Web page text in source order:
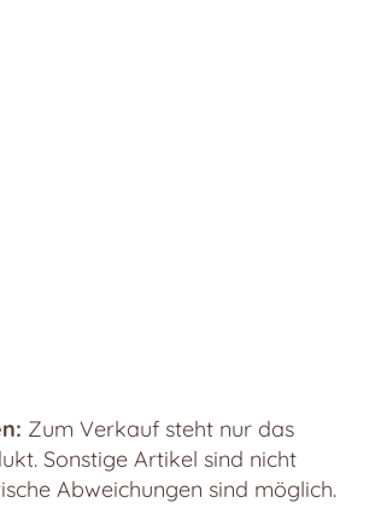
Zum Verkauf steht nur das
Sonstige Artikel sind nicht
Abweichungen sind möglich.